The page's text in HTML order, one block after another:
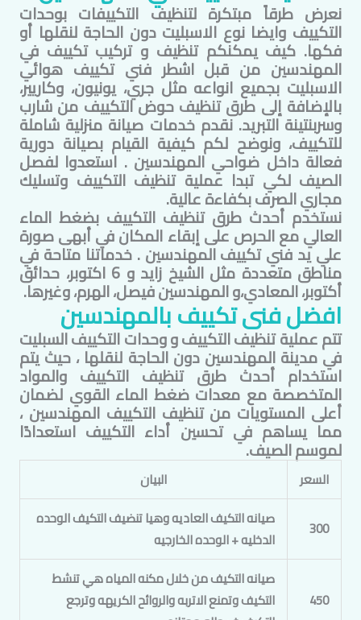
نعرض طرقاً مبتكرة لتنظيف التكييفات بوحدات
التكييف وايضا نوع الاسبليت دون الحاجة لنقلها أو
فكها. كيف يمكنكم تنظيف و تركيب تكييف في
المهندسين من قبل اشطر فني تكييف هوائي
الاسبليت بجميع انواعه مثل جري، يونيون، وكاريير،
بالإضافة إلى طرق تنظيف حوض التكييف من شارب
وسربنتينة التبريد. نقدم خدمات صيانة منزلية شاملة
للتكييف، ونوضح لكم كيفية القيام بصيانة دورية
فعالة داخل ضواحيالمهندسين. استعدوا لفصل
الصيف لكي تبدا عملية تنظيف التكييف وتسليك
مجاري الصرف بكفاءة عالية.
نستخدم أحدث طرق تنظيف التكييف بضغط الماء
العالي مع الحرص على إبقاء المكان في أبهى صورة
علي يد فني تكييفالمهندسين. خدماتنا متاحة في
مناطق متعددة مثل الشيخ زايد و 6 اكتوبر، حدائق
أكتوبر، المعادي،والمهندسينفيصل، الهرم، وغيرها.​
افضل فنى تكييف بالمهندسين
تتم عملية تنظيف التكييف و وحدات التكييف السبليت
في مدينةالمهندسيندون الحاجة لنقلها ، حيث يتم
استخدام أحدث طرق تنظيف التكييف والمواد
المتخصصة مع معدات ضغط الماء القوي لضمان
أعلى المستويات من تنظيف التكييفالمهندسين،
مما يساهم في تحسين أداء التكييف استعدادًا
لموسم الصيف.
السعر البيان
300
صيانه التكيف العاديه وهيا تنضيف التكيف الوحده
الدخليه + الوحده الخارجيه
450
صيانه التكيف من خلال مكنه المياه هي تنشط
التكيف وتمنع الاتربه والروائح الكريهه وترجع